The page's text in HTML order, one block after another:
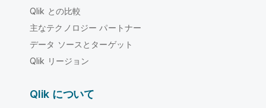
Qlik との比較
主なテクノロジー パートナー
データ ソースとターゲット
Qlik リージョン
Qlik について